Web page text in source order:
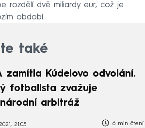
rozdělí dvě miliardy eur, což je
období.
také
zamítla Kúdelovo odvolání.
fotbalista zvažuje
arbitráž
21:05 6 min čtení